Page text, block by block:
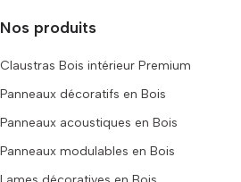
Nos produits
Claustras Bois intérieur Premium
Panneaux décoratifs en Bois
Panneaux acoustiques en Bois
Panneaux modulables en Bois